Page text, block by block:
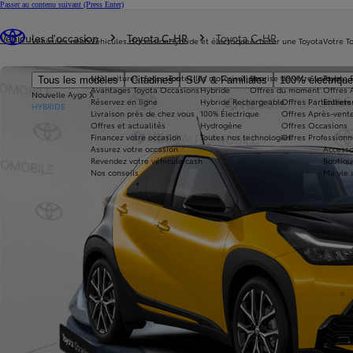
Passer au contenu suivant (Press Enter)
Véhicules neufs
Tous les modèles Citadines SUV & Familiales 100%
Nouvelle Aygo X
HYBRIDE
Véhicules d'occasion
Nos voitures d'occasion
Avantages Toyota Occasions
Réservez en ligne
Livraison près de chez vous
Offres et actualités
Financez votre occasion
Assurez votre occasion
Revendez votre véhicule cash
Nos conseils
Hybride et électrique
Toutes les motorisations
Hybride
Hybride Rechargeable
100% Électrique
Hydrogène
Toutes nos technologies
Acheter une Toyota
Reprise de votre voiture
Offres du moment
Offres Particuliers
Offres Après-
Offres Occasions
Offres
Votre
Toyota
Offres
Ma vie
Véhicules d'occasion Toyota C-HR Toyota C-HR